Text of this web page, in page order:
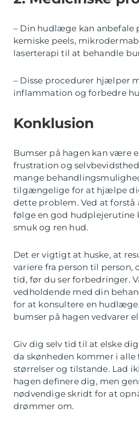
– Din hudlæge kan anbefale
kemiske peels,
laserterapi til at behandle
– Disse procedurer hjælper
inflammation og forbedre
Konklusion
Bumser på hagen kan være
frustration og
mange
tilgængelige for at hjælpe
dette problem. Ved at forstå
følge en god hudplejerutine
smuk og ren hud.
Det er vigtigt at huske, at
variere fra person til person,
tid, før du ser forbedringer.
vedholdende med din
for at konsultere en
bumser på hagen vedvarer
Giv dig selv tid til at elske
da skønheden kommer i alle
størrelser og tilstande. Lad
hagen definere dig, men
nødvendige skridt for at
drømmer om.